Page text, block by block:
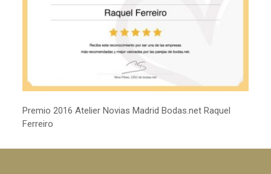
Premio 2016 Atelier Novias Madrid Bodas.net Raquel
Ferreiro